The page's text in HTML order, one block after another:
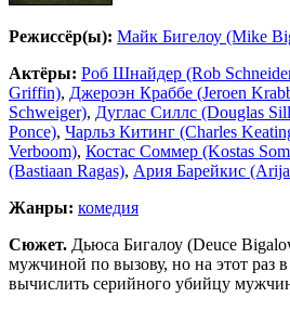
Режиссёр(ы): Майк Бигелоу (Mike
Актёры: Роб Шнайдер (Rob
Griffin), Джероэн Краббе (Jeroen
Schweiger), Дуглас Силлс (Douglas
Ponce), Чарльз Китинг (Charles
Verboom), Костас Соммер (Kostas
(Bastiaan Ragas), Ария Барейкис
Жанры: комедия
Сюжет. Дьюса Бигалоу (Deuce
мужчиной по вызову, но на этот раз
вычислить серийного убийцу